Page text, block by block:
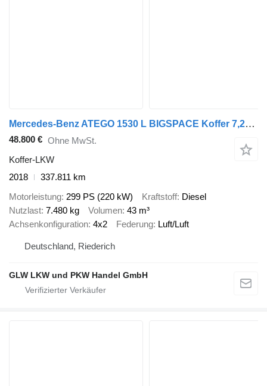
Mercedes-Benz ATEGO 1530 L BIGSPACE Koffer 7,20 m LBW 1,5 T
48.800 € Ohne MwSt.
Koffer-LKW
2018
337.811 km
Motorleistung 299 PS (220 kW) Kraftstoff Diesel
Nutzlast 7.480 kg Volumen 43 m³
Achsenkonfiguration 4x2 Federung Luft/Luft
Deutschland, Riederich
GLW LKW und PKW Handel GmbH